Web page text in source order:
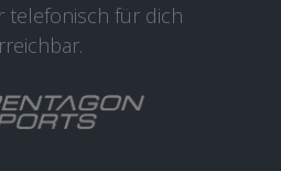
telefonisch für dich